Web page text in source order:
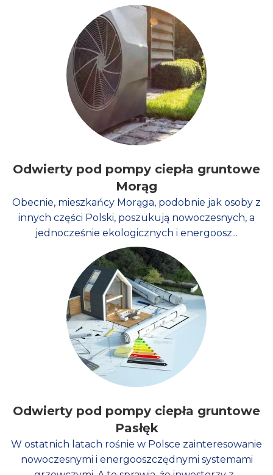
Odwierty pod pompy ciepła gruntowe
Morąg
Obecnie, mieszkańcy Morąga, podobnie jak osoby z
innych części Polski, poszukują nowoczesnych, a
jednocześnie ekologicznych i energoosz...
Odwierty pod pompy ciepła gruntowe
Pasłęk
W ostatnich latach rośnie w Polsce zainteresowanie
nowoczesnymi i energooszczędnymi systemami